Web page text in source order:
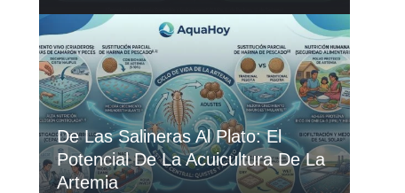
De Las Salineras Al Plato: El
Potencial De La Acuicultura De La
Artemia